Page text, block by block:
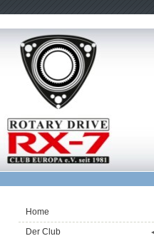
Home
Der Club